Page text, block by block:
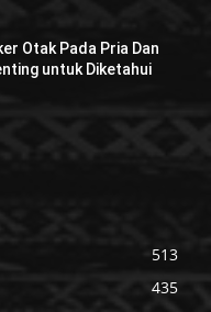
Otak Pada Pria Dan
untuk Diketahui
513
435